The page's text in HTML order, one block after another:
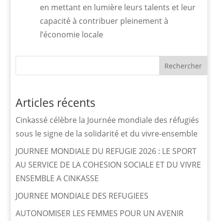
en mettant en lumière leurs talents et leur
capacité à contribuer pleinement à
l’économie locale
Rechercher
Articles récents
Cinkassé célèbre la Journée mondiale des réfugiés
sous le signe de la solidarité et du vivre-ensemble
JOURNEE MONDIALE DU REFUGIE 2026 : LE SPORT
AU SERVICE DE LA COHESION SOCIALE ET DU VIVRE
ENSEMBLE A CINKASSE
JOURNEE MONDIALE DES REFUGIEES
AUTONOMISER LES FEMMES POUR UN AVENIR